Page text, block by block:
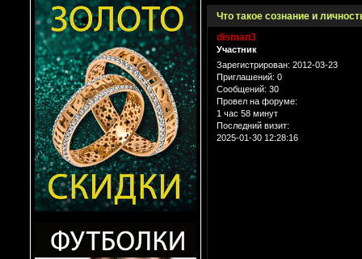
Что такое сознание и
disman3
Участник
Зарегистрирован: 2012-03-23
Приглашений: 0
Сообщений: 30
Провел на форуме:
1 час 58 минут
Последний визит:
2025-01-30 12:28:16